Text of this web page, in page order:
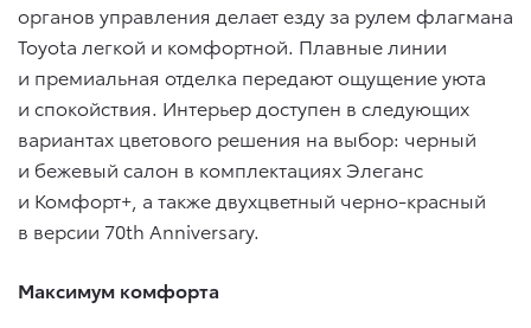
органов управления делает езду за рулем флагмана
Toyota легкой и комфортной. Плавные линии
и премиальная отделка передают ощущение уюта
и спокойствия. Интерьер доступен в следующих
вариантах цветового решения на выбор: черный
и бежевый салон в комплектациях Элеганс
и Комфорт+, а также двухцветный черно-красный
в версии 70th Anniversary.
Максимум комфорта